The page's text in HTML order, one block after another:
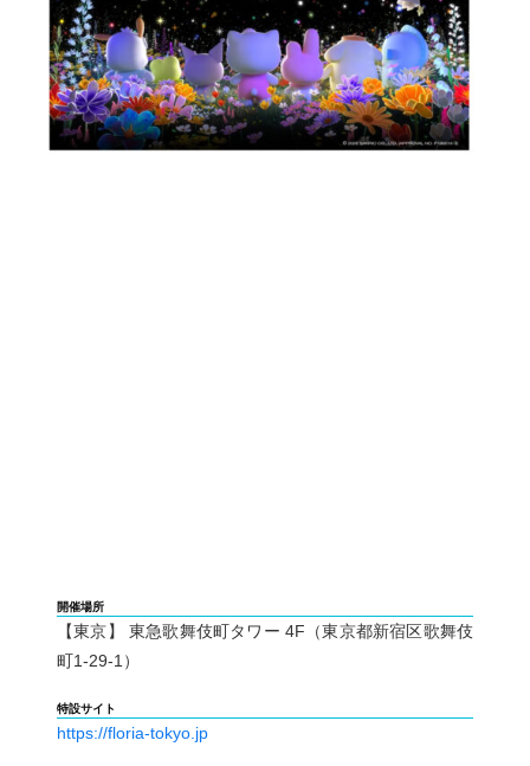
開催場所
【東京】 東急歌舞伎町タワー 4F（東京都新宿区歌舞伎
町1-29-1）
特設サイト
https://floria-tokyo.jp